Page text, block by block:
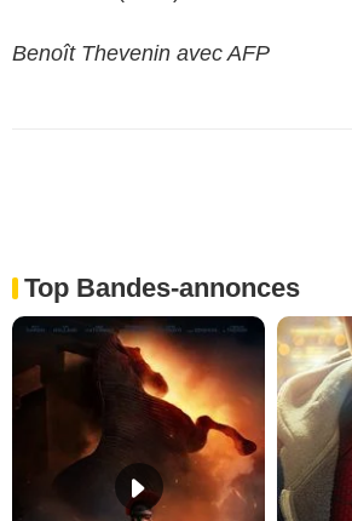
Benoît Thevenin avec AFP
Top Bandes-annonces